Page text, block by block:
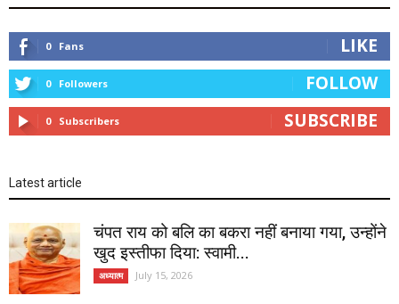
0 Fans LIKE
0 Followers FOLLOW
0 Subscribers SUBSCRIBE
Latest article
चंपत राय को बलि का बकरा नहीं बनाया गया, उन्होंने
खुद इस्तीफा दिया: स्वामी...
अध्यात्म July 15, 2026